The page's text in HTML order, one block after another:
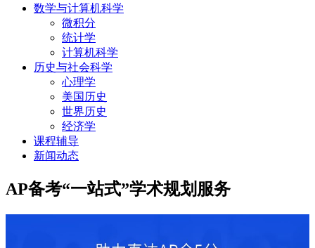
数学与计算机科学
微积分
统计学
计算机科学
历史与社会科学
心理学
美国历史
世界历史
经济学
课程辅导
新闻动态
AP备考“一站式”学术规划服务